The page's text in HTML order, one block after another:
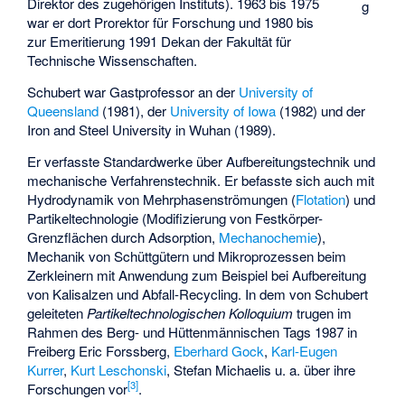
g
war er dort Prorektor für Forschung und 1980 bis
zur Emeritierung 1991 Dekan der Fakultät für
Technische Wissenschaften.
Schubert war Gastprofessor an der University of
Queensland (1981), der University of Iowa (1982) und der
Iron and Steel University in Wuhan (1989).
Er verfasste Standardwerke über Aufbereitungstechnik und
mechanische Verfahrenstechnik. Er befasste sich auch mit
Hydrodynamik von Mehrphasenströmungen (Flotation) und
Partikeltechnologie (Modifizierung von Festkörper-
Grenzflächen durch Adsorption, Mechanochemie),
Mechanik von Schüttgütern und Mikroprozessen beim
Zerkleinern mit Anwendung zum Beispiel bei Aufbereitung
von Kalisalzen und Abfall-Recycling. In dem von Schubert
geleiteten Partikeltechnologischen Kolloquium trugen im
Rahmen des Berg- und Hüttenmännischen Tags 1987 in
Freiberg Eric Forssberg, Eberhard Gock, Karl-Eugen
Kurrer, Kurt Leschonski, Stefan Michaelis u. a. über ihre
Forschungen vor[3].